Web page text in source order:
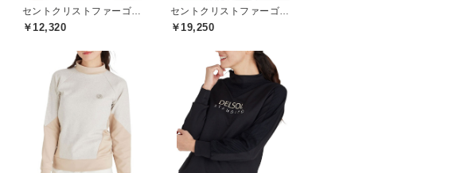
セントクリストファーゴルフ(St.ChristopherGolf)
￥12,320
セントクリストファーゴルフ(St.ChristopherGolf)
￥19,250